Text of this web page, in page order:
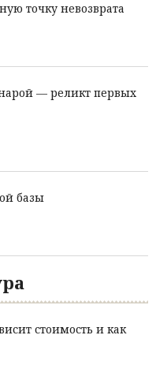
точку невозврата
— реликт первых
базы
стоимость и как